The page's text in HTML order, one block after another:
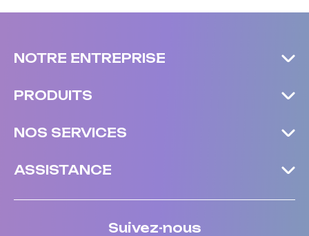
Suivez-nous
NOTRE ENTREPRISE
PRODUITS
NOS SERVICES
ASSISTANCE